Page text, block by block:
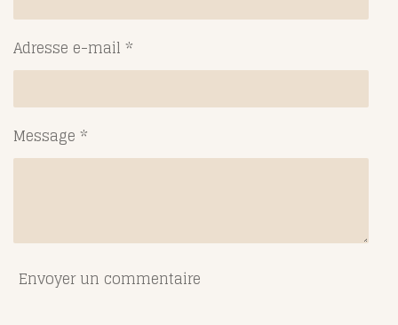
Adresse e-mail *
Message *
Envoyer un commentaire